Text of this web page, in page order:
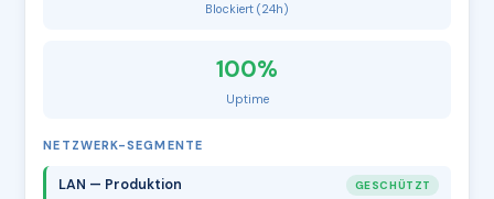
Blockiert (24h)
100%
Uptime
NETZWERK-SEGMENTE
LAN — Produktion GESCHÜTZT